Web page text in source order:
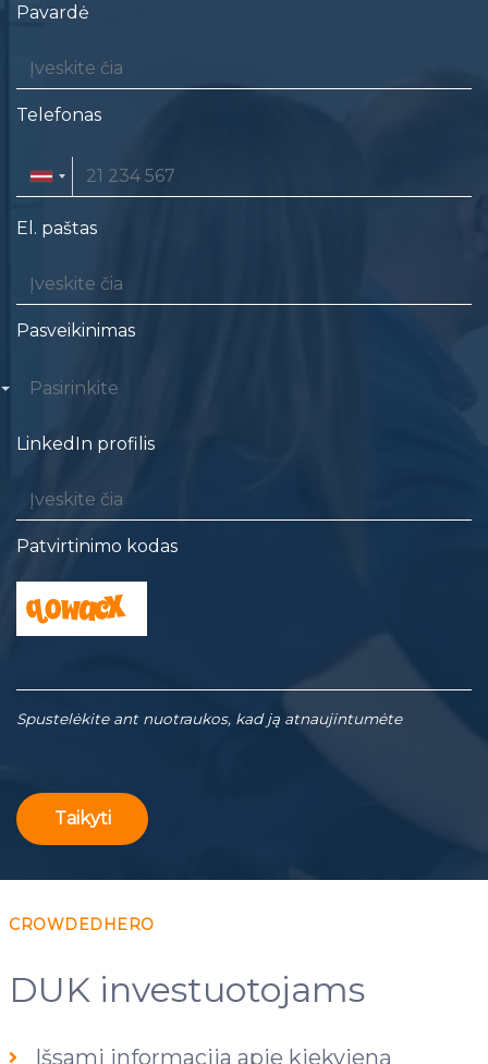
Pavardė
Telefonas
El. paštas
Pasveikinimas
Pasirinkite
LinkedIn profilis
Patvirtinimo kodas
Spustelėkite ant nuotraukos, kad ją atnaujintumėte
Taikyti
CROWDEDHERO
DUK investuotojams
Išsami informacija apie kiekvieną